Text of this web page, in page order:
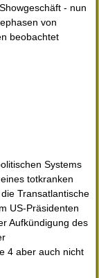
- nun
von
beobachtet
Systems
totkranken
Transatlantische
US-Präsidenten
Aufkündigung des
4 aber auch nicht